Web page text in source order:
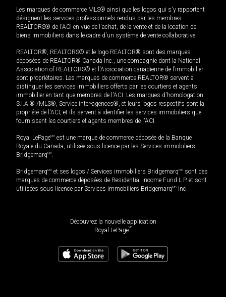
Les marques de commerce MLS® ainsi que les logos qui s'y rapportent
désignent les services professionnels rendus par les membres
REALTORS® de l'ACI en vue de l'achat, de la vente et de la location de
biens immobiliers dans le cadre d'un système de vente collaborative.
REALTOR®, REALTORS® et le logo REALTOR® sont des marques
déposées de REALTOR® Canada Inc., une compagnie dont la National
Association of REALTORS® et l'Association canadienne de l’immobilier
sont propriétaires. Les marques de commerce REALTOR® servent à
distinguer les services immobiliers offerts par les courtiers et agents
immobilier en tant que membres de l'ACI. Les marques d'homologation
S.I.A.® /MLS®, Service inter-agences®, et leurs logos respectifs sont la
propriété de l'ACI, et ils servent à identifier les services immobiliers que
fournissent les courtiers et agents membres de l'ACI.
Royal LePageMD est une marque de commerce déposée de la Banque
Royale du Canada, utilisée sous licence par les Services immobiliers
BridgemarqMD.
BridgemarqMD et ses logos / Services immobiliers BridgemarqMD sont des
marques de commerce déposées de Residential Income Fund L.P. et sont
utilisées sous licence par Services immobiliers BridgemarqMD Inc.
Découvrez la nouvelle application
Royal LePageMD